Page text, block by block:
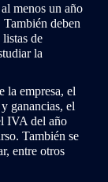
menos un año
deben
de
la
la empresa, el
ganancias, el
IVA del año
También se
entre otros